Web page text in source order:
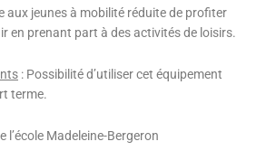
aux jeunes à mobilité réduite de profiter
en prenant part à des activités de loisirs.
: Possibilité d’utiliser cet équipement
terme.
l’école Madeleine-Bergeron